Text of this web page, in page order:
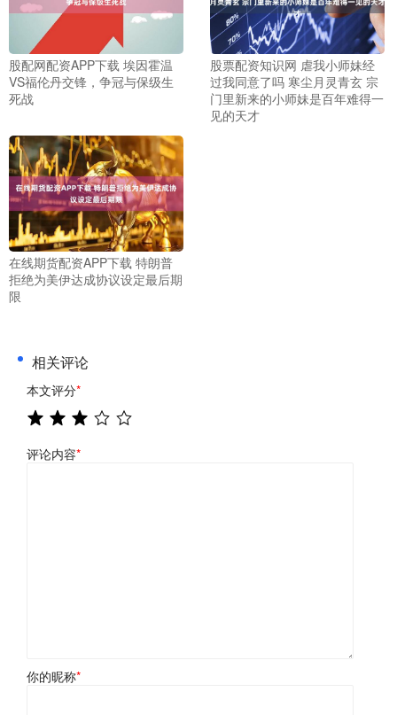
股配网配资APP下载 埃因霍温
VS福伦丹交锋，争冠与保级生
死战
股票配资知识网 虐我小师妹经
过我同意了吗 寒尘月灵青玄 宗
门里新来的小师妹是百年难得一
见的天才
在线期货配资APP下载 特朗普
拒绝为美伊达成协议设定最后期
限
相关评论
本文评分*
评论内容*
你的昵称*